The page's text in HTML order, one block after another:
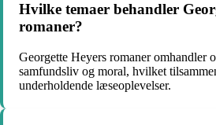
Hvilke temaer behandler
romaner?
Georgette Heyers romaner omhandler
samfundsliv og moral, hvilket
underholdende læseoplevelser.